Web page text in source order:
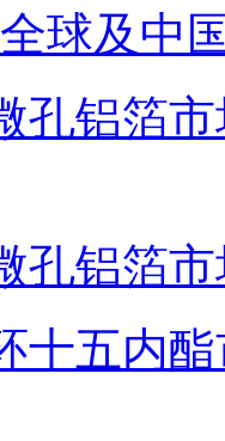
球及中
孔铝箔
孔铝箔
十五内